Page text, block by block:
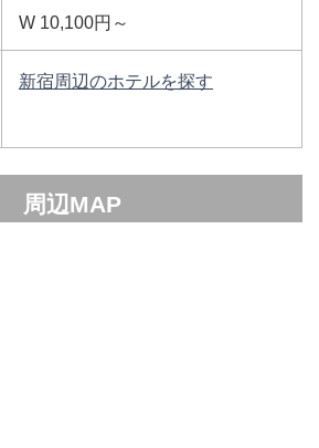
W 10,100円～
新宿周辺のホテルを探す
周辺MAP